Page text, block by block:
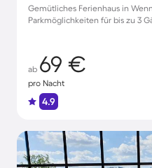
Gemütliches Ferienhaus in
Parkmöglichkeiten für bis zu 3
ab 69 €
pro Nacht
4.9